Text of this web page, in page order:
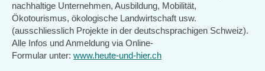
nachhaltige Unternehmen, Ausbildung, Mobilität,
Ökotourismus, ökologische Landwirtschaft usw.
(ausschliesslich Projekte in der deutschsprachigen Schweiz).
Alle Infos und Anmeldung via Online-
Formular unter: www.heute-und-hier.ch